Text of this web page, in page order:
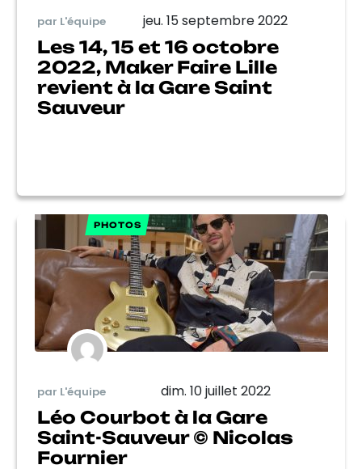
par L'équipe jeu. 15 septembre 2022
Les 14, 15 et 16 octobre
2022, Maker Faire Lille
revient à la Gare Saint
Sauveur
PHOTOS
par L'équipe dim. 10 juillet 2022
Léo Courbot à la Gare
Saint-Sauveur © Nicolas
Fournier